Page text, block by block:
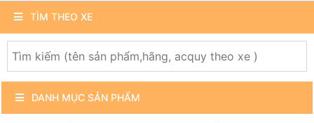
TÌM THEO XE
DANH MỤC SẢN PHẨM